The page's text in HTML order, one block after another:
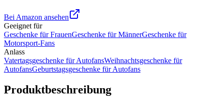
Bei Amazon ansehen
Geeignet für
Geschenke für FrauenGeschenke für MännerGeschenke für
Motorsport-Fans
Anlass
Vatertagsgeschenke für AutofansWeihnachtsgeschenke für
AutofansGeburtstagsgeschenke für Autofans
Produktbeschreibung